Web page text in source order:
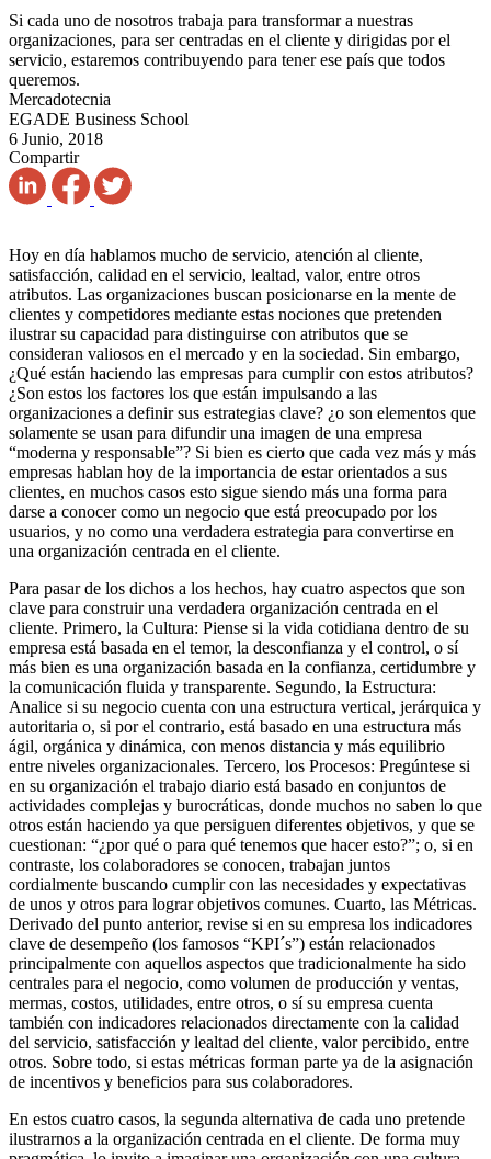
Si cada uno de nosotros trabaja para transformar a nuestras
organizaciones, para ser centradas en el cliente y dirigidas por el
servicio, estaremos contribuyendo para tener ese país que todos
queremos.
Mercadotecnia
EGADE Business School
6 Junio, 2018
Compartir
Hoy en día hablamos mucho de servicio, atención al cliente,
satisfacción, calidad en el servicio, lealtad, valor, entre otros
atributos. Las organizaciones buscan posicionarse en la mente de
clientes y competidores mediante estas nociones que pretenden
ilustrar su capacidad para distinguirse con atributos que se
consideran valiosos en el mercado y en la sociedad. Sin embargo,
¿Qué están haciendo las empresas para cumplir con estos atributos?
¿Son estos los factores los que están impulsando a las
organizaciones a definir sus estrategias clave? ¿o son elementos que
solamente se usan para difundir una imagen de una empresa
“moderna y responsable”? Si bien es cierto que cada vez más y más
empresas hablan hoy de la importancia de estar orientados a sus
clientes, en muchos casos esto sigue siendo más una forma para
darse a conocer como un negocio que está preocupado por los
usuarios, y no como una verdadera estrategia para convertirse en
una organización centrada en el cliente.
Para pasar de los dichos a los hechos, hay cuatro aspectos que son
clave para construir una verdadera organización centrada en el
cliente. Primero, la Cultura: Piense si la vida cotidiana dentro de su
empresa está basada en el temor, la desconfianza y el control, o sí
más bien es una organización basada en la confianza, certidumbre y
la comunicación fluida y transparente. Segundo, la Estructura:
Analice si su negocio cuenta con una estructura vertical, jerárquica y
autoritaria o, si por el contrario, está basado en una estructura más
ágil, orgánica y dinámica, con menos distancia y más equilibrio
entre niveles organizacionales. Tercero, los Procesos: Pregúntese si
en su organización el trabajo diario está basado en conjuntos de
actividades complejas y burocráticas, donde muchos no saben lo que
otros están haciendo ya que persiguen diferentes objetivos, y que se
cuestionan: “¿por qué o para qué tenemos que hacer esto?”; o, si en
contraste, los colaboradores se conocen, trabajan juntos
cordialmente buscando cumplir con las necesidades y expectativas
de unos y otros para lograr objetivos comunes. Cuarto, las Métricas.
Derivado del punto anterior, revise si en su empresa los indicadores
clave de desempeño (los famosos “KPI´s”) están relacionados
principalmente con aquellos aspectos que tradicionalmente ha sido
centrales para el negocio, como volumen de producción y ventas,
mermas, costos, utilidades, entre otros, o sí su empresa cuenta
también con indicadores relacionados directamente con la calidad
del servicio, satisfacción y lealtad del cliente, valor percibido, entre
otros. Sobre todo, si estas métricas forman parte ya de la asignación
de incentivos y beneficios para sus colaboradores.
En estos cuatro casos, la segunda alternativa de cada uno pretende
ilustrarnos a la organización centrada en el cliente. De forma muy